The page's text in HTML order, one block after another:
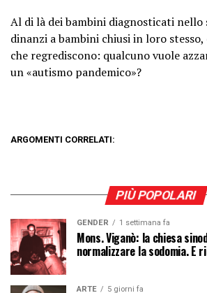
Al di là dei bambini diagnosticati
dinanzi a bambini chiusi in loro
che regrediscono: qualcuno vuole
un «autismo pandemico»?
ARGOMENTI CORRELATI:
PIÙ POPOLARI
GENDER 1 settimana fa
Mons. Viganò: la chiesa
normalizzare la sodomia. E
ARTE 5 giorni fa